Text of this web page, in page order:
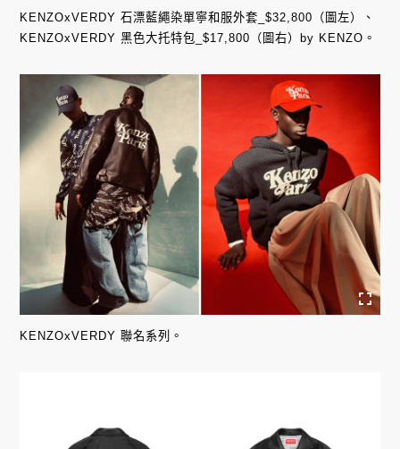
KENZOxVERDY 石漂藍繩染單寧和服外套_$32,800（圖左）、
KENZOxVERDY 黑色大托特包_$17,800（圖右）by KENZO。
KENZOxVERDY 聯名系列。